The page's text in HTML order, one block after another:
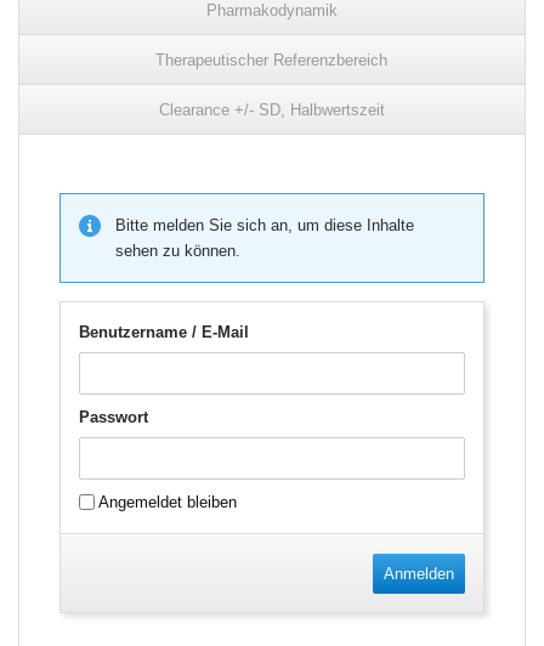
Pharmakodynamik
Therapeutischer Referenzbereich
Clearance +/- SD, Halbwertszeit
Bitte melden Sie sich an, um diese Inhalte
sehen zu können.
Benutzername / E-Mail
Passwort
Angemeldet bleiben
Anmelden